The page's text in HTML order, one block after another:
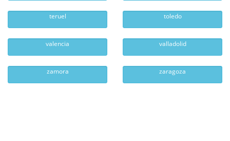
teruel toledo
valencia valladolid
zamora zaragoza